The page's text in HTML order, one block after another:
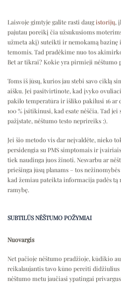
Laisvoje gimtyje galite rasti daugistorijų,
pajutau poreikį čia užsukusioms
užmeta akį) suteikti ir nemokamą
temomis. Tad pradėkime nuo tos
Bet ar tikrai? Kokie yra pirmieji nėštumo
Toms iš jūsų, kurios jau stebi savo ciklą
aišku. Jei pasitvirtinote, kad įvyko
pakilo temperatūra ir išliko pakilusi 16 ar
100 % įsitikinusi, kad esate nėščia. Tad
pažįstate, nėštumo testo neprireiks :).
Jei šio metodo vis dar neįvaldėte, nieko
persidengia su PMS simptomais ir
tiek naudinga juos žinoti. Nesvarbu ar
priešinga jūsų planams – tos
kad žemiau pateikta informacija padės
ramybę.
SUBTILŪS NĖŠTUMO POŽYMIAI
Nuovargis
Net pačioje nėštumo pradžioje, kūdikio
reikalaujantis tavo kūno pereiti
nėštumo metu jaučiasi ypatingai